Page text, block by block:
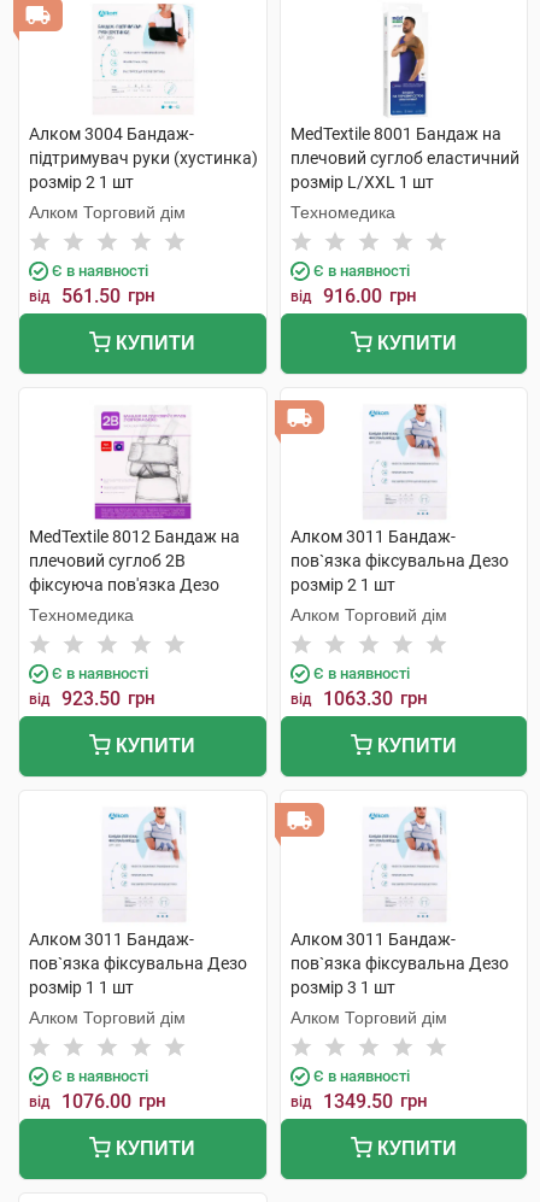
Алком 3004 Бандаж-
підтримувач руки (хустинка)
розмір 2 1 шт
Алком Торговий дім
Є в наявності
від 561.50 грн
КУПИТИ
MedTextile 8001 Бандаж на
плечовий суглоб еластичний
розмір L/XXL 1 шт
Техномедика
Є в наявності
від 916.00 грн
КУПИТИ
MedTextile 8012 Бандаж на
плечовий суглоб 2B
фіксуюча пов'язка Дезо
розмір S/M 1 шт
Техномедика
Є в наявності
від 923.50 грн
КУПИТИ
Алком 3011 Бандаж-
пов`язка фіксувальна Дезо
розмір 2 1 шт
Алком Торговий дім
Є в наявності
від 1063.30 грн
КУПИТИ
Алком 3011 Бандаж-
пов`язка фіксувальна Дезо
розмір 1 1 шт
Алком Торговий дім
Є в наявності
від 1076.00 грн
КУПИТИ
Алком 3011 Бандаж-
пов`язка фіксувальна Дезо
розмір 3 1 шт
Алком Торговий дім
Є в наявності
від 1349.50 грн
КУПИТИ